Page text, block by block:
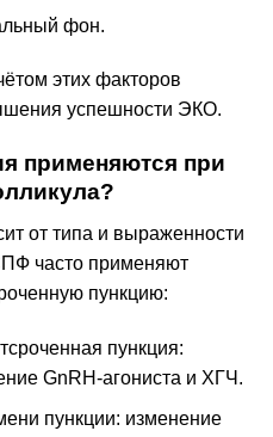
фон.
этих факторов
успешности ЭКО.
применяются при
от типа и выраженности
часто применяют
пункцию:
пункция:
GnRH-агониста и ХГЧ.
пункции: изменение